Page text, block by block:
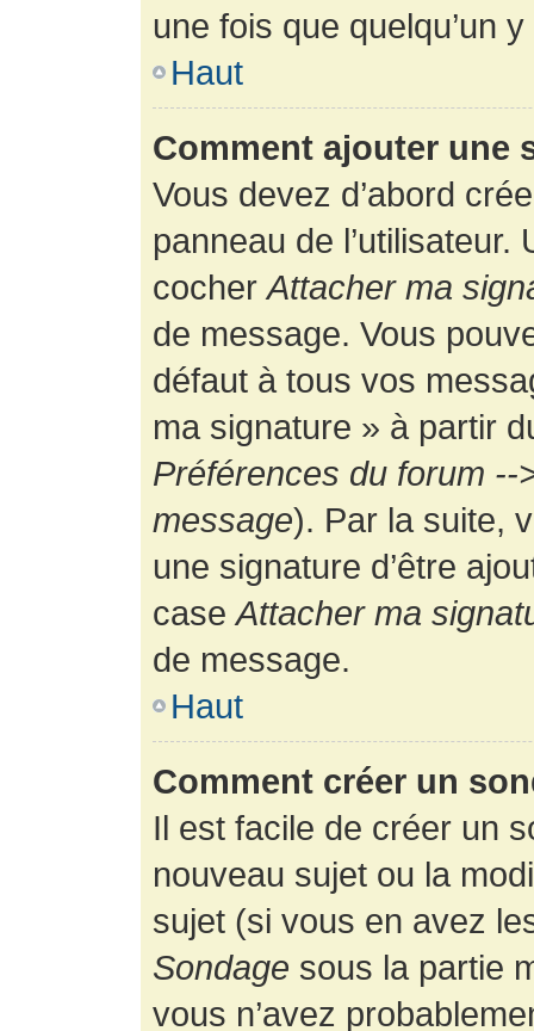
une fois que quelqu’un
Haut
Comment ajouter une
Vous devez d’abord
panneau de
cocherAttacher ma
de message. Vous
défaut à tous vos
ma signature » à partir
Préférences du forum
message). Par la suite,
une signature d’être
caseAttacher ma
de message.
Haut
Comment créer un
Il est facile de créer un
nouveau sujet ou la
sujet (si vous en avez
Sondage sous la partie
vous n’avez